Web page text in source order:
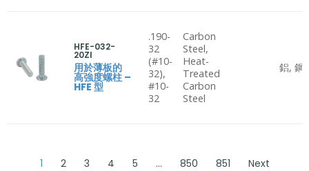
HFE-032-
20ZI
用於薄板的
高強度螺柱 –
HFE 型
.190-
32
(#10-
32),
#10-
32
Carbon
Steel,
Heat-
Treated
Carbon
Steel
鋁, 鋼
1 2 3 4 5 … 850 851 Next